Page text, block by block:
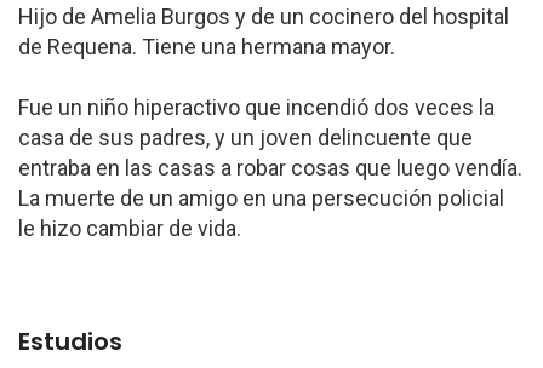
Hijo de Amelia Burgos y de un cocinero del hospital
de Requena. Tiene una hermana mayor.
Fue un niño hiperactivo que incendió dos veces la
casa de sus padres, y un joven delincuente que
entraba en las casas a robar cosas que luego vendía.
La muerte de un amigo en una persecución policial
le hizo cambiar de vida.
Estudios